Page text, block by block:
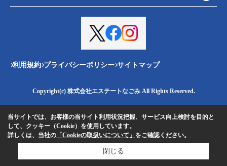
利用規約 プライバシーポリシー サイトマップ
Copyright(c) 株式会社エステートなごみ All Rights Reserved.
当サイトでは、お客様の当サイト利用状況把握、サービス向上検討を目的と
して、クッキー（Cookie）を使用しています。
詳しくは、当社の 「Cookieの取扱いについて」 をご確認ください。
閉じる